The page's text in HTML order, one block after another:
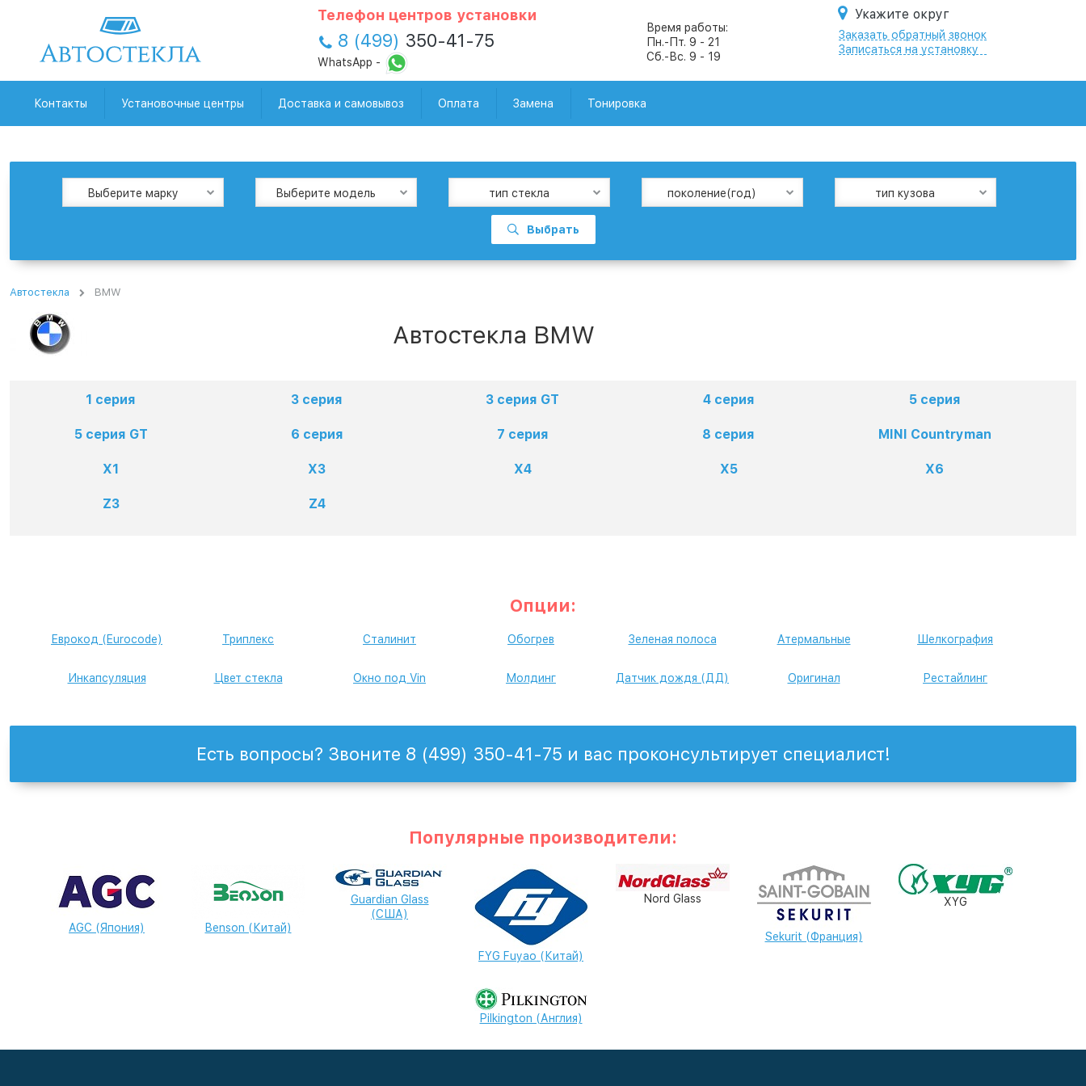
Телефон центров установки
8 (499) 350-41-75
WhatsApp -
Время работы:
Пн.-Пт. 9 - 21
Сб.-Вс. 9 - 19
Укажите округ
Заказать обратный звонок
Записаться на установку
Контакты Установочные центры Доставка и самовывоз Оплата Замена Тонировка
Выберите марку Выберите модель тип стекла поколение(год) тип кузова
Выбрать
Автостекла BMW
Автостекла BMW
1 серия 3 серия 3 серия GT 4 серия 5 серия
5 серия GT 6 серия 7 серия 8 серия MINI Countryman
X1 X3 X4 X5 X6
Z3 Z4
Опции:
Еврокод (Eurocode) Триплекс Сталинит Обогрев Зеленая полоса Атермальные Шелкография
Инкапсуляция Цвет стекла Окно под Vin Молдинг Датчик дождя (ДД) Оригинал Рестайлинг
Есть вопросы? Звоните 8 (499) 350-41-75 и вас проконсультирует специалист!
Популярные производители:
AGC (Япония) Benson (Китай)
Guardian Glass
(США)
FYG Fuyao (Китай)
Nord Glass
Sekurit (Франция)
XYG
Pilkington (Англия)